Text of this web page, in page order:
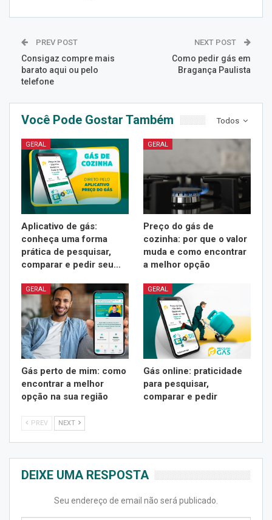
PREV POST
Consigaz compre mais
barato aqui ou pelo
telefone
NEXT POST
Como pedir gás em
Bragança Paulista
Todos
Você Pode Gostar Também
GERAL
Aplicativo de gás:
conheça uma forma
prática de pesquisar,
comparar e pedir seu…
GERAL
Preço do gás de
cozinha: por que o valor
muda e como encontrar
a melhor opção
GERAL
Gás perto de mim: como
encontrar a melhor
opção na sua região
GERAL
Gás online: praticidade
para pesquisar,
comparar e pedir
PREV NEXT
DEIXE UMA RESPOSTA
Seu endereço de email não será publicado.